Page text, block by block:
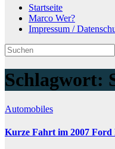
Startseite
Marco Wer?
Impressum /
Schlagwort:
Automobiles
Kurze Fahrt im 2007 Ford